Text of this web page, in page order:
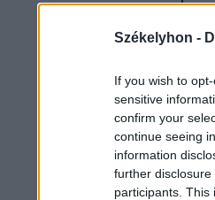
Székelyhon -
If you wish to
sensitive
confirm your
continue seeing
information
further disclosure
participants. This